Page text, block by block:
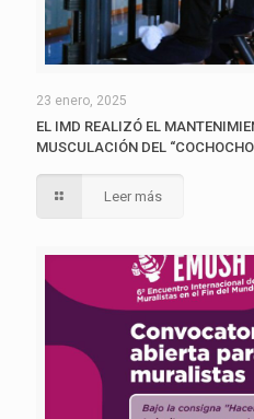
23 enero, 2025
EL IMD REALIZÓ EL
MUSCULACIÓN DEL
Leer más